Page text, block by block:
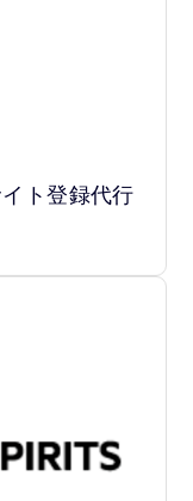
ト登録代行